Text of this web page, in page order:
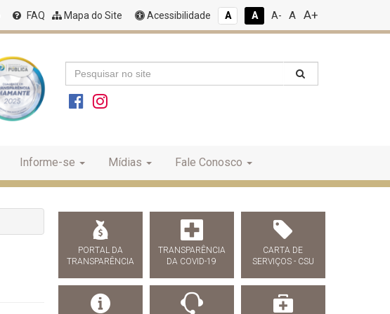
FAQ Mapa do Site Acessibilidade A A A- A A+
Informe-se Mídias Fale Conosco
PORTAL DA
TRANSPARÊNCIA
TRANSPARÊNCIA
DA COVID-19
CARTA DE
SERVIÇOS - CSU